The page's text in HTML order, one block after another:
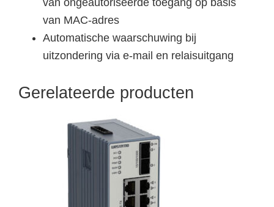
van MAC-adres
Automatische waarschuwing bij
uitzondering via e-mail en relaisuitgang
Gerelateerde producten